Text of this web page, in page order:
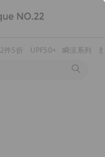
2件5折 UPF50+ 瞬涼系列